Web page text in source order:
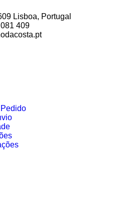
Lisboa, Portugal
409